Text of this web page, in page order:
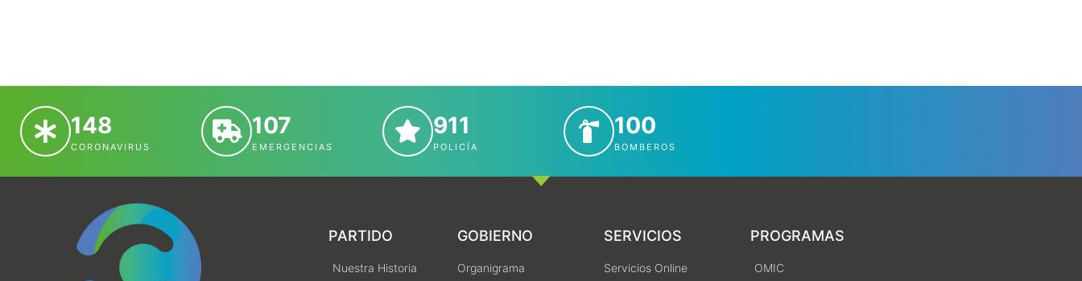
148
CORONAVIRUS
107
EMERGENCIAS
911
POLICÍA
100
BOMBEROS
PARTIDO
Nuestra Historia
GOBIERNO
Organigrama
SERVICIOS
Servicios Online
PROGRAMAS
OMIC